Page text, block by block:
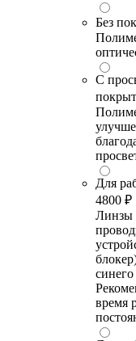
Без
С
Для
4800 ₽
Линзы
время